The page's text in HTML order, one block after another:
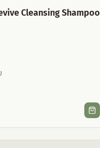
Cleansing Shampoo